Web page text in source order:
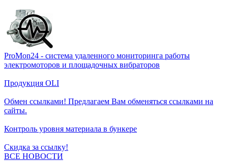
ProMon24 - система удаленного мониторинга работы
электромоторов и площадочных вибраторов
Продукция OLI
Обмен ссылками! Предлагаем Вам обменяться ссылками на
сайты.
Контроль уровня материала в бункере
Скидка за ссылку!
ВСЕ НОВОСТИ